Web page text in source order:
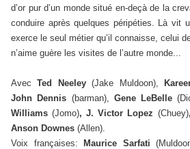
d’or pur d’un monde situé en-deçà de la
conduire après quelques péripéties. Là vit
exerce le seul métier qu’il connaisse, celui
n’aime guère les visites de l’autre monde...
AvecTed Neeley(Jake Muldoon),
John Dennis (barman), Gene LeBelle
Williams(Jomo), J. Victor Lopez (Chuey)
Anson Downes (Allen).
Voix françaises:Maurice Sarfati